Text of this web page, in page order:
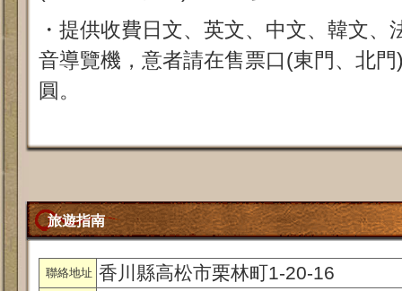
・提供收費日文、英文、中文、韓文
音導覽機，意者請在售票口(東門、北
圓。
旅遊指南
聯絡地址 香川縣高松市栗林町1-20-16